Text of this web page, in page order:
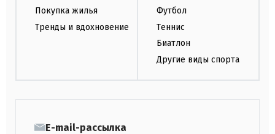
Покупка жилья
Тренды и вдохновение
Футбол
Теннис
Биатлон
Другие виды спорта
E-mail-рассылка